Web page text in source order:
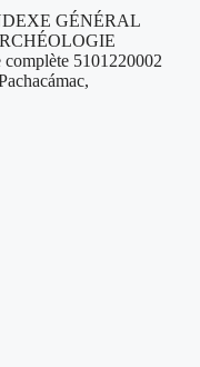
GÉNÉRAL
5101220002